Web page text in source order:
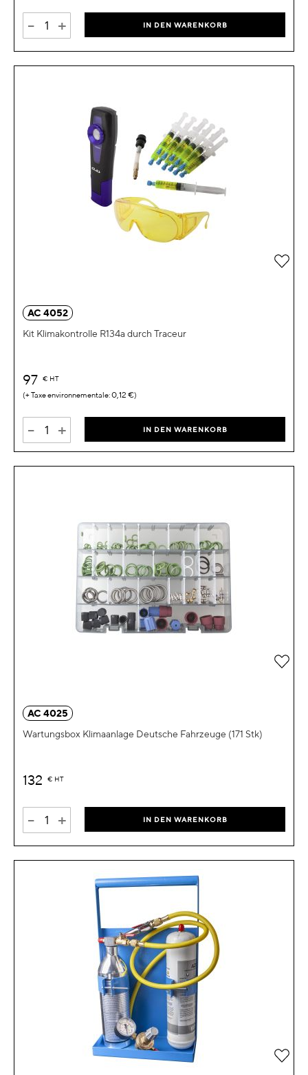
- + IN DEN WARENKORB
AC 4052
Kit Klimakontrolle R134a durch Traceur
97 € HT
0,12 €
- + IN DEN WARENKORB
Zur
AC 4025
Wartungsbox Klimaanlage Deutsche Fahrzeuge (171 Stk)
132 € HT
- + IN DEN WARENKORB
Zur
Zur